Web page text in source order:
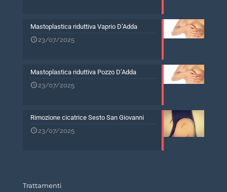
Mastoplastica riduttiva Vaprio D’Adda
23/07/2025
Mastoplastica riduttiva Pozzo D’Adda
23/07/2025
Rimozione cicatrice Sesto San Giovanni
23/07/2025
Trattamenti